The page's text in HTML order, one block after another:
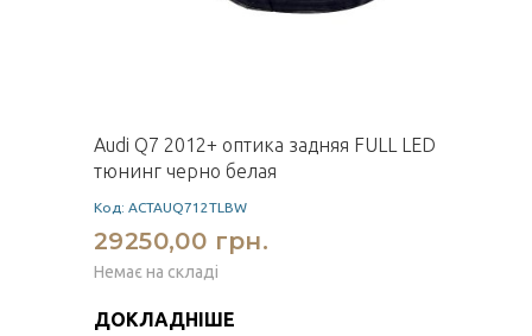
Audi Q7 2012+ оптика задняя FULL LED
тюнинг черно белая
Код: ACTAUQ712TLBW
29250,00 грн.
Немає на складі
ДОКЛАДНІШЕ